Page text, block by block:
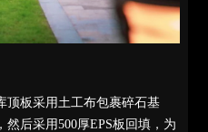
顶板采用土工布包裹碎石基
后采用500厚EPS板回填，为